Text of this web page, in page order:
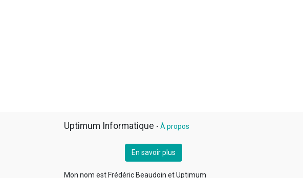
Uptimum Informatique - À propos
En savoir plus
Mon nom est Frédéric Beaudoin et Uptimum